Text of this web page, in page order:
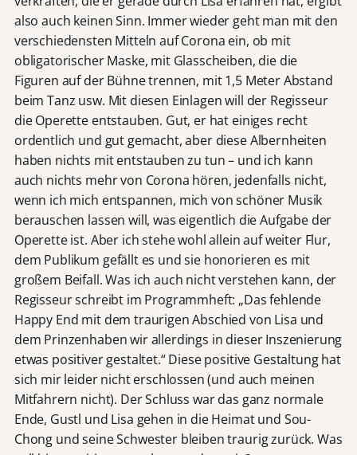
also auch keinen Sinn. Immer wieder geht man mit den
verschiedensten Mitteln auf Corona ein, ob mit
obligatorischer Maske, mit Glasscheiben, die die
Figuren auf der Bühne trennen, mit 1,5 Meter Abstand
beim Tanz usw. Mit diesen Einlagen will der Regisseur
die Operette entstauben. Gut, er hat einiges recht
ordentlich und gut gemacht, aber diese Albernheiten
haben nichts mit entstauben zu tun – und ich kann
auch nichts mehr von Corona hören, jedenfalls nicht,
wenn ich mich entspannen, mich von schöner Musik
berauschen lassen will, was eigentlich die Aufgabe der
Operette ist. Aber ich stehe wohl allein auf weiter Flur,
dem Publikum gefällt es und sie honorieren es mit
großem Beifall. Was ich auch nicht verstehen kann, der
Regisseur schreibt im Programmheft: „Das fehlende
Happy End mit dem traurigen Abschied von Lisa und
dem Prinzenhaben wir allerdings in dieser Inszenierung
etwas positiver gestaltet.“ Diese positive Gestaltung hat
sich mir leider nicht erschlossen (und auch meinen
Mitfahrern nicht). Der Schluss war das ganz normale
Ende, Gustl und Lisa gehen in die Heimat und Sou-
Chong und seine Schwester bleiben traurig zurück. Was